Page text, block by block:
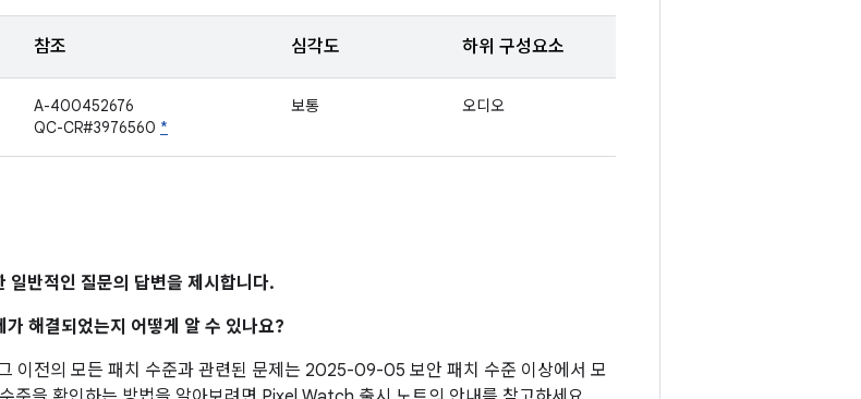
참조 심각도 하위 구성요소
A-400452676
QC-CR#3976560 *
보통 오디오
일반적인 질문의 답변을 제시합니다.
해결되었는지 어떻게 알 수 있나요?
이전의 모든 패치 수준과 관련된 문제는 2025-09-05 보안 패치 수준 이상에서 모